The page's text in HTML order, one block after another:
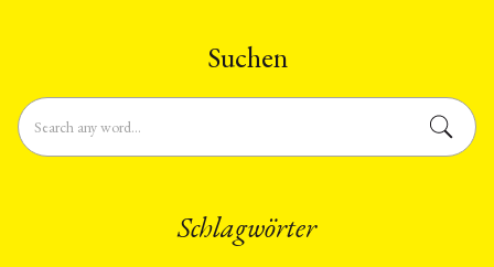
Suchen
Schlagwörter